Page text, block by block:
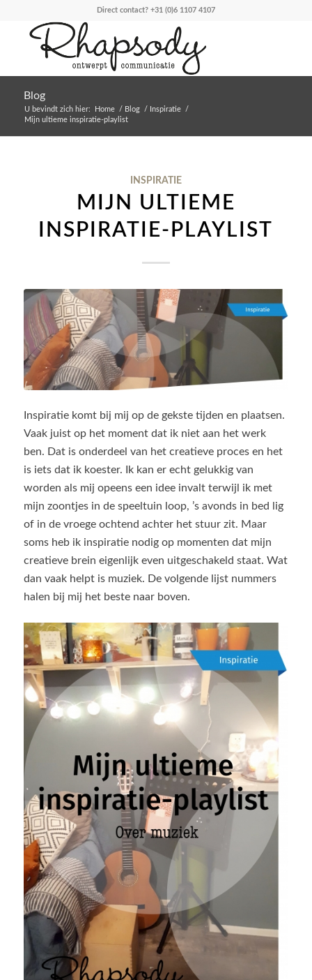
Direct contact? +31 (0)6 1107 4107
Blog
U bevindt zich hier: Home / Blog / Inspiratie
/
Mijn ultieme inspiratie-playlist
INSPIRATIE
MIJN ULTIEME
INSPIRATIE-PLAYLIST
Inspiratie komt bij mij op de gekste tijden en plaatsen.
Vaak juist op het moment dat ik niet aan het werk
ben. Dat is onderdeel van het creatieve proces en het
is iets dat ik koester. Ik kan er echt gelukkig van
worden als mij opeens een idee invalt terwijl ik met
mijn zoontjes in de speeltuin loop, ’s avonds in bed lig
of in de vroege ochtend achter het stuur zit. Maar
soms heb ik inspiratie nodig op momenten dat mijn
creatieve brein eigenlijk even uitgeschakeld staat. Wat
dan vaak helpt is muziek. De volgende lijst nummers
halen bij mij het beste naar boven.